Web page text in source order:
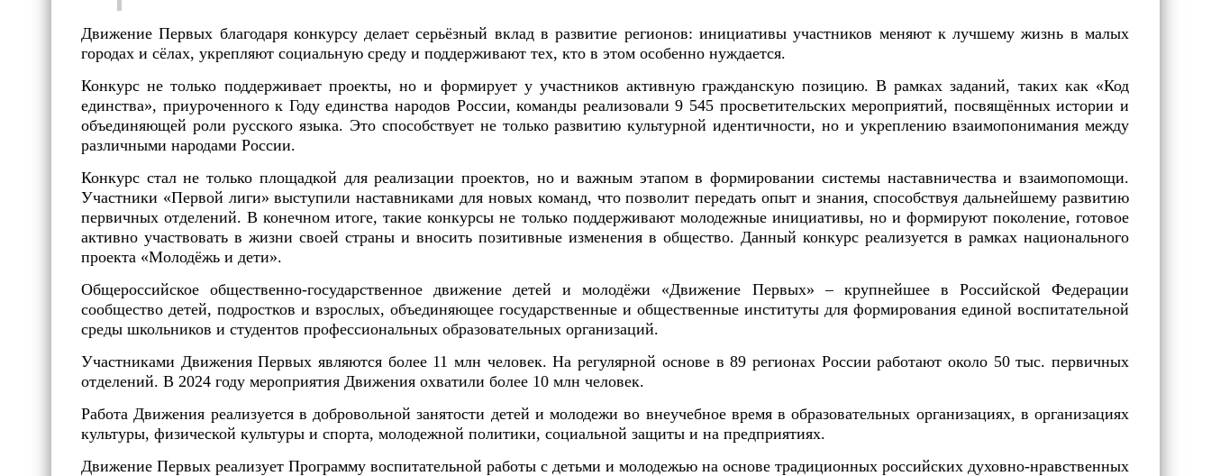
Движение Первых благодаря конкурсу делает серьёзный вклад в развитие регионов: инициативы участников меняют к лучшему жизнь в малых
городах и сёлах, укрепляют социальную среду и поддерживают тех, кто в этом особенно нуждается.
Конкурс не только поддерживает проекты, но и формирует у участников активную гражданскую позицию. В рамках заданий, таких как «Код
единства», приуроченного к Году единства народов России, команды реализовали 9 545 просветительских мероприятий, посвящённых истории и
объединяющей роли русского языка. Это способствует не только развитию культурной идентичности, но и укреплению взаимопонимания между
различными народами России.
Конкурс стал не только площадкой для реализации проектов, но и важным этапом в формировании системы наставничества и взаимопомощи.
Участники «Первой лиги» выступили наставниками для новых команд, что позволит передать опыт и знания, способствуя дальнейшему развитию
первичных отделений. В конечном итоге, такие конкурсы не только поддерживают молодежные инициативы, но и формируют поколение, готовое
активно участвовать в жизни своей страны и вносить позитивные изменения в общество. Данный конкурс реализуется в рамках национального
проекта «Молодёжь и дети».
Общероссийское общественно-государственное движение детей и молодёжи «Движение Первых» – крупнейшее в Российской Федерации
сообщество детей, подростков и взрослых, объединяющее государственные и общественные институты для формирования единой воспитательной
среды школьников и студентов профессиональных образовательных организаций.
Участниками Движения Первых являются более 11 млн человек. На регулярной основе в 89 регионах России работают около 50 тыс. первичных
отделений. В 2024 году мероприятия Движения охватили более 10 млн человек.
Работа Движения реализуется в добровольной занятости детей и молодежи во внеучебное время в образовательных организациях, в организациях
культуры, физической культуры и спорта, молодежной политики, социальной защиты и на предприятиях.
Движение Первых реализует Программу воспитательной работы с детьми и молодежью на основе традиционных российских духовно-нравственных